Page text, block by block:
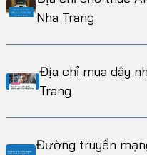
Nha Trang
Địa chỉ mua dây
Trang
Đường truyền